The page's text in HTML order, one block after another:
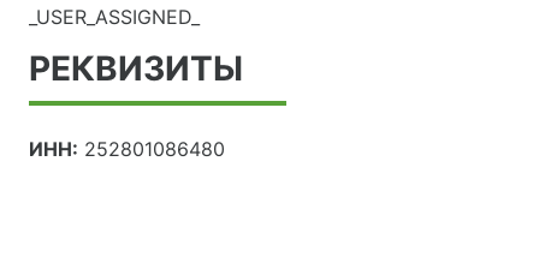
_USER_ASSIGNED_
РЕКВИЗИТЫ
ИНН: 252801086480